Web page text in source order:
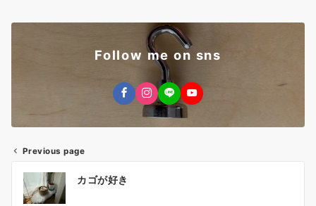
Follow me on sns
投
稿
Previous page
カゴが好き